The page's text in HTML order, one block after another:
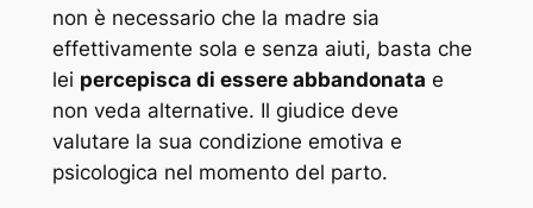
non è necessario che la madre sia
effettivamente sola e senza aiuti, basta che
lei percepisca di essere abbandonata e
non veda alternative. Il giudice deve
valutare la sua condizione emotiva e
psicologica nel momento del parto.